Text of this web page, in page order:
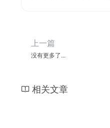
上一篇
没有更多了...
相关文章